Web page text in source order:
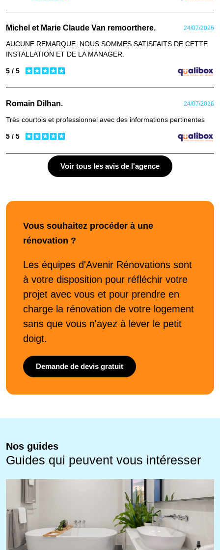
Michel et Marie Claude Van remoorthere. 24/07/2026
AUCUNE REMARQUE. NOUS SOMMES SATISFAITS DE CETTE
INSTALLATION ET DE LA MANAGER.
5 / 5
Romain Dilhan. 24/07/2026
Très courtois et professionnel avec des informations pertinentes
5 / 5
Voir tous les avis de l'agence
Vous souhaitez procéder à une
rénovation ?
Les équipes d'Avenir Rénovations sont
à votre disposition pour réfléchir votre
projet avec vous et pour prendre en
charge la rénovation de votre logement
sans que vous n'ayez à lever le petit
doigt.
Demande de devis gratuit
Nos guides
Guides qui peuvent vous intéresser